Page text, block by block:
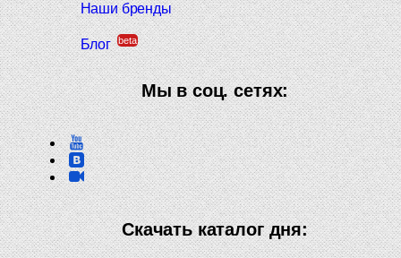
Наши бренды
Блог beta
Мы в соц. сетях:
Скачать каталог дня: